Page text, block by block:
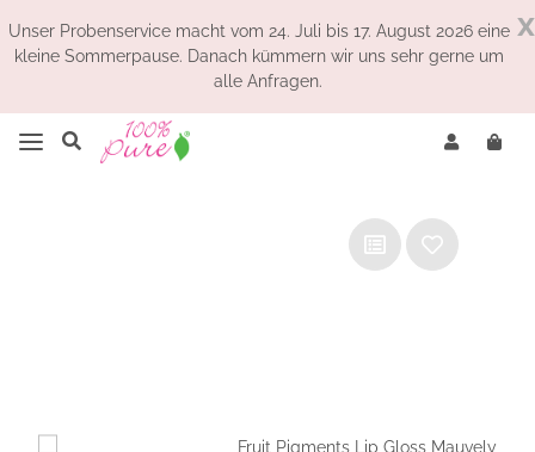
x
Unser Probenservice macht vom 24. Juli bis 17. August 2026 eine
kleine Sommerpause. Danach kümmern wir uns sehr gerne um
alle Anfragen.